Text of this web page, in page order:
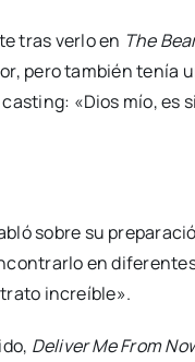
tras verlo en The
pero también tenía
«Dios mío, es
sobre su
en
increíble».
Deliver Me From